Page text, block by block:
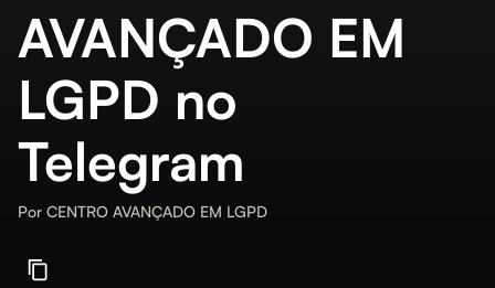
AVANÇADO EM
LGPD no
Telegram
Por CENTRO AVANÇADO EM LGPD